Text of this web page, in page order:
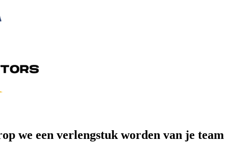
we een verlengstuk worden van je team